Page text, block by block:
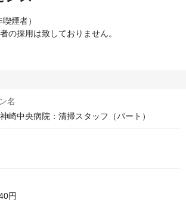
煙者）
の採用は致しておりません。
名
崎中央病院：清掃スタッフ（パート）
円